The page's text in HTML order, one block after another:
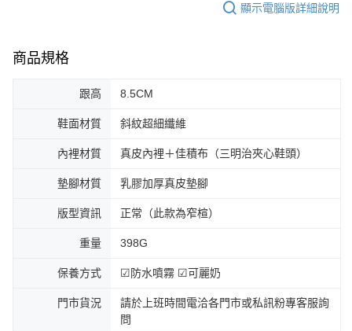
顯示電腦版詳細說明
商品規格
跟高 8.5CM
鞋面材質 斜紋超細纖維
內裡材質 真皮內裡＋佳積布（三明治夾心鞋頭）
墊腳材質 乳膠加厚真皮墊腳
版型資訊 正常（此款為窄楦）
重量 398G
保養方式 ☑防水噴霧 ☑可麗奶
門市貨況
請於上班時間電洽各門市或私訊粉專客服詢
問